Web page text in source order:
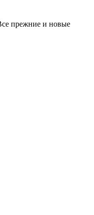
прежние и новые